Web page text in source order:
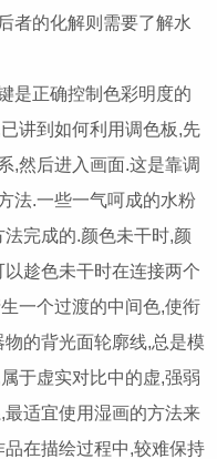
者的化解则需要了解水
是正确控制色彩明度的
讲到如何利用调色板,先
,然后进入画面.这是靠调
法.一些一气呵成的水粉
完成的.颜色未干时,颜
趁色未干时在连接两个
一个过渡的中间色,使衔
的背光面轮廓线,总是模
于虚实对比中的虚,强弱
适宜使用湿画的方法来
在描绘过程中,较难保持